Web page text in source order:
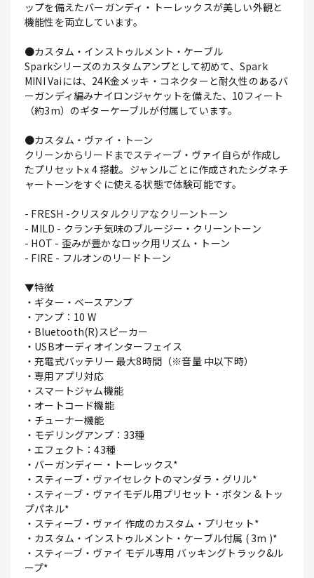
ップを備えたバーガンディ・トーレックスが美しい外観と
機能性を両立しています。
●カスタム・インストゥルメント・ケーブル
Sparkシリーズのカスタムアンプとして初めて、Spark
MINI Vaiには、24K金メッキ・コネクターと耐久性のあるバ
ーガンディ編みナイロンジャケットを備えた、10フィート
（約3m）のギターケーブルが付属しています。
●カスタム・ヴァイ・トーン
クリーンからリードまでスティーブ・ヴァイ自らが作成し
たプリセットx 4 搭載。ジャンルごとに作成されたシグネチ
ャートーンをすぐに使える状態で体験可能です。
- FRESH -クリスタルクリアなクリーントーン
- MILD - クランチ気味のブルージー・クリーントーン
- HOT - 歪みが豊かなロック用リズム・トーン
- FIRE - フルオンのリードトーン
▼特徴
・ギター・ベースアンプ
・アンプ：10 W
・Bluetooth(R)スピーカー
・USBオーディオインターフェイス
・充電式バッテリー 最大8時間（※音量 中以下時）
・専用アプリ対応
・スマートジャム機能
・オートコード機能
・チューナー機能
・モデリングアンプ：33種
・エフェクト：43種
・バーガンディー・トーレックス*
・スティーブ・ヴァイセレクトのマンダラ・グリル*
・スティーブ・ヴァイモデル用プリセット・ボタン & トッ
プパネル*
・スティーブ・ヴァイ 作成のカスタム・プリセット*
・カスタム・インストゥルメント・ケーブル付属 ( 3m )*
・スティーブ・ヴァイ モデル専用 バッキングトラック&ル
ープ*